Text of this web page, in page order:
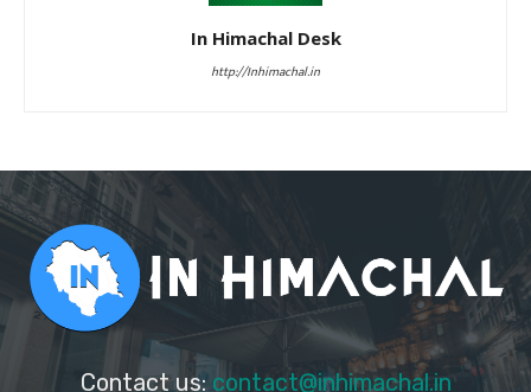
In Himachal Desk
http://Inhimachal.in
Contact us: contact@inhimachal.in